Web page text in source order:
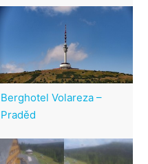
Berghotel Volareza –
Praděd